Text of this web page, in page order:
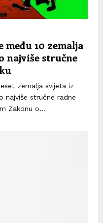
među 10 zemalja
najviše stručne
zemalja svijeta iz
najviše stručne radne
Zakonu o...